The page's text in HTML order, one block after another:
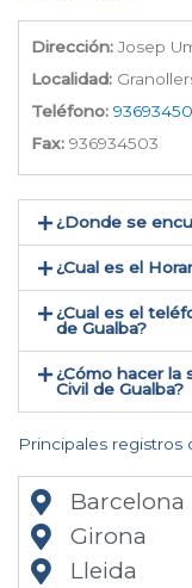
Dirección: Josep
Localidad:
Teléfono:
Fax: 936934503
¿Donde se
¿Cual es el
¿Cual es el
de Gualba​?
¿Cómo hacer
Civil de Gualba​?
Principales registros
Barcelona
Girona
Lleida